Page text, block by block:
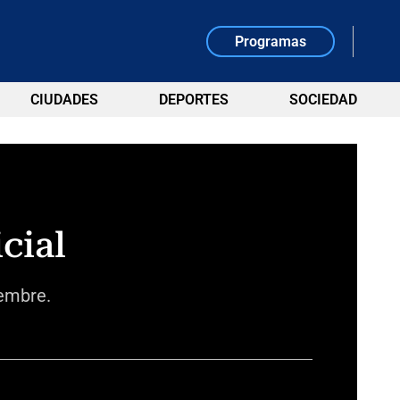
Programas
CIUDADES DEPORTES SOCIEDAD